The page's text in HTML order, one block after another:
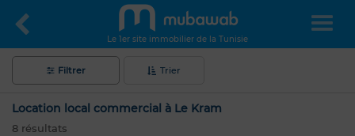
Le 1er site immobilier de la Tunisie
Filtrer Trier
Location local commercial à Le Kram
8 résultats